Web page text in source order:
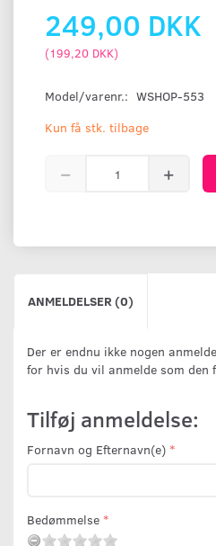
249,00 DKK
(199,20 DKK)
Model/varenr.: WSHOP-553
Kun få stk. tilbage
ANMELDELSER (0)
Der er endnu ikke nogen
for hvis du vil anmelde som den
Tilføj anmeldelse:
Fornavn og Efternavn(e)
Bedømmelse